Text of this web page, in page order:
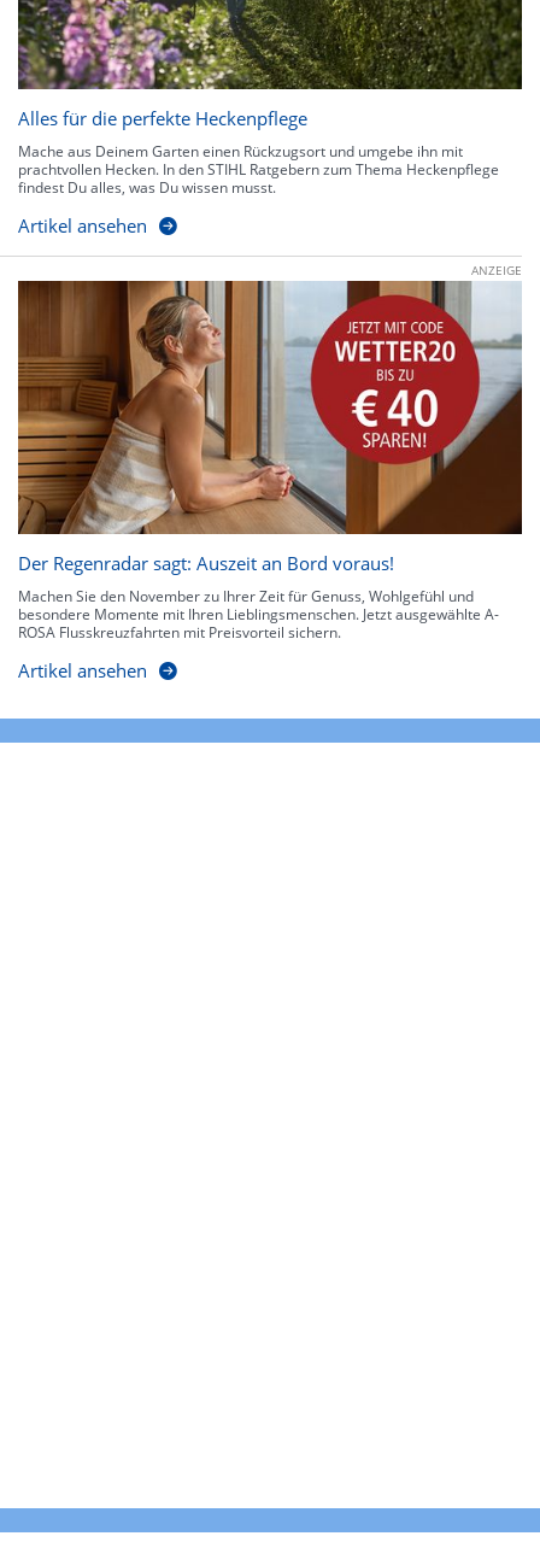
Alles für die perfekte Heckenpflege
Mache aus Deinem Garten einen Rückzugsort und umgebe ihn mit
prachtvollen Hecken. In den STIHL Ratgebern zum Thema Heckenpflege
findest Du alles, was Du wissen musst.
Artikel ansehen
ANZEIGE
Der Regenradar sagt: Auszeit an Bord voraus!
Machen Sie den November zu Ihrer Zeit für Genuss, Wohlgefühl und
besondere Momente mit Ihren Lieblingsmenschen. Jetzt ausgewählte A-
ROSA Flusskreuzfahrten mit Preisvorteil sichern.
Artikel ansehen